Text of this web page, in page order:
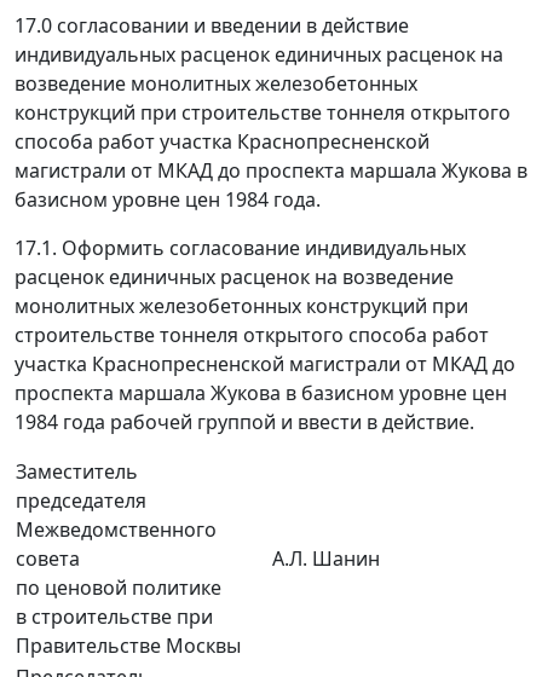
17.0 согласовании и введении в действие
индивидуальных расценок единичных расценок на
возведение монолитных железобетонных
конструкций при строительстве тоннеля открытого
способа работ участка Краснопресненской
магистрали от МКАД до проспекта маршала Жукова в
базисном уровне цен 1984 года.
17.1. Оформить согласование индивидуальных
расценок единичных расценок на возведение
монолитных железобетонных конструкций при
строительстве тоннеля открытого способа работ
участка Краснопресненской магистрали от МКАД до
проспекта маршала Жукова в базисном уровне цен
1984 года рабочей группой и ввести в действие.
Заместитель
председателя
Межведомственного
совета
по ценовой политике
в строительстве при
Правительстве Москвы
А.Л. Шанин